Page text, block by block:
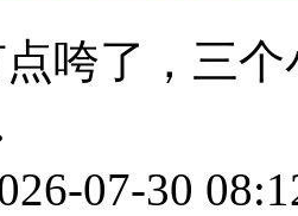
咵了，三
07-30